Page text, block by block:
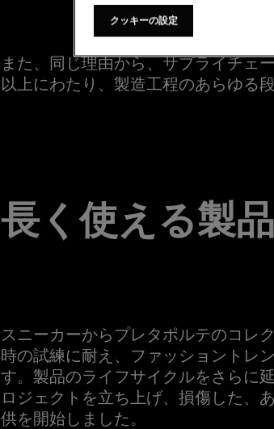
また、同じ理由から、サプライチェ
以上にわたり、製造工程のあらゆる
長く使える製
スニーカーからプレタポルテのコレ
時の試練に耐え、ファッショントレ
す。製品のライフサイクルをさらに
ロジェクトを立ち上げ、損傷した、
供を開始しました。
クッキーの設定